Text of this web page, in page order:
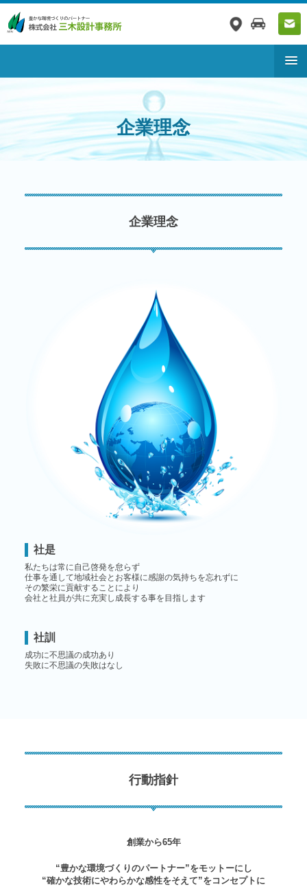
企業理念
企業理念
社是
私たちは常に自己啓発を怠らず
仕事を通して地域社会とお客様に感謝の気持ちを忘れずに
その繁栄に貢献することにより
会社と社員が共に充実し成長する事を目指します
社訓
成功に不思議の成功あり
失敗に不思議の失敗はなし
行動指針
創業から65年
“豊かな環境づくりのパートナー”をモットーにし
“確かな技術にやわらかな感性をそえて”をコンセプトに